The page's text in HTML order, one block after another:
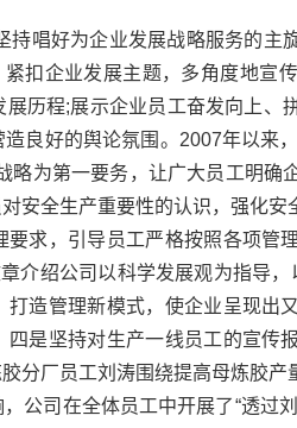
持唱好为企业发展战略服务的主
扣企业发展主题，多角度地宣
历程;展示企业员工奋发向上、
良好的舆论氛围。2007年以来
略为第一要务，让广大员工明确
安全生产重要性的认识，强化
求，引导员工严格按照各项管
介绍公司以科学发展观为指导
造管理新模式，使企业呈现出
是坚持对生产一线员工的宣传
分厂员工刘涛围绕提高母炼胶
公司在全体员工中开展了“透过